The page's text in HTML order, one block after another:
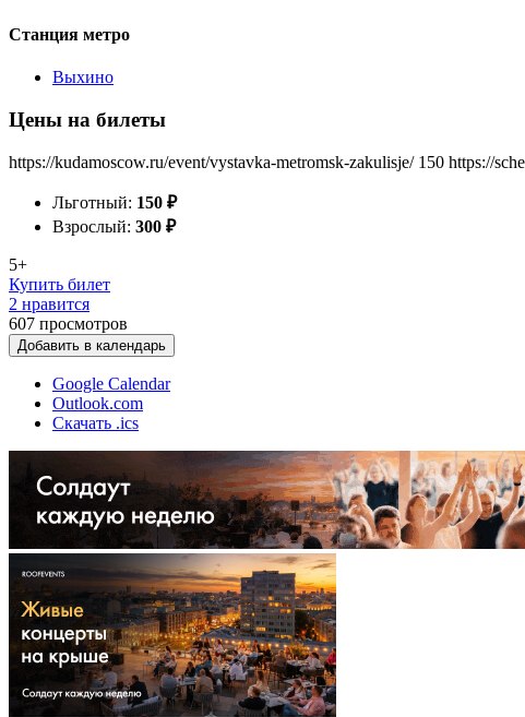
Станция метро
Выхино
Цены на билеты
https://kudamoscow.ru/event/vystavka-metromsk-zakulisje/ 150 https://
Льготный: 150 ₽
Взрослый: 300 ₽
5+
Купить билет
2 нравится
607 просмотров
Добавить в календарь
Google Calendar
Outlook.com
Скачать .ics